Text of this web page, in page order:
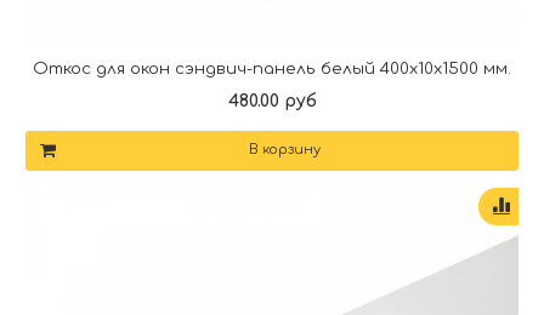
Откос для окон сэндвич-панель белый 400х10х1500 мм.
480.00 руб
В корзину